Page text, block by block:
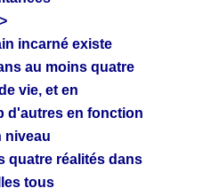
>
incarné existe
au moins quatre
vie, et en
d'autres en fonction
niveau
quatre réalités dans
tous